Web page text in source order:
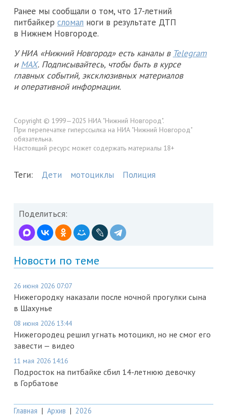
Ранее мы сообщали о том, что 17-летний
питбайкер сломал ноги в результате ДТП
в Нижнем Новгороде.
У НИА «Нижний Новгород» есть каналы в Telegram
и MAX. Подписывайтесь, чтобы быть в курсе
главных событий, эксклюзивных материалов
и оперативной информации.
Copyright © 1999—2025 НИА "Нижний Новгород".
При перепечатке гиперссылка на НИА "Нижний Новгород"
обязательна.
Настоящий ресурс может содержать материалы 18+
Теги: Дети мотоциклы Полиция
Поделиться:
Новости по теме
26 июня 2026 07:07
Нижегородку наказали после ночной прогулки сына
в Шахунье
08 июня 2026 13:44
Нижегородец решил угнать мотоцикл, но не смог его
завести — видео
11 мая 2026 14:16
Подросток на питбайке сбил 14-летнюю девочку
в Горбатове
Главная | Архив | 2026